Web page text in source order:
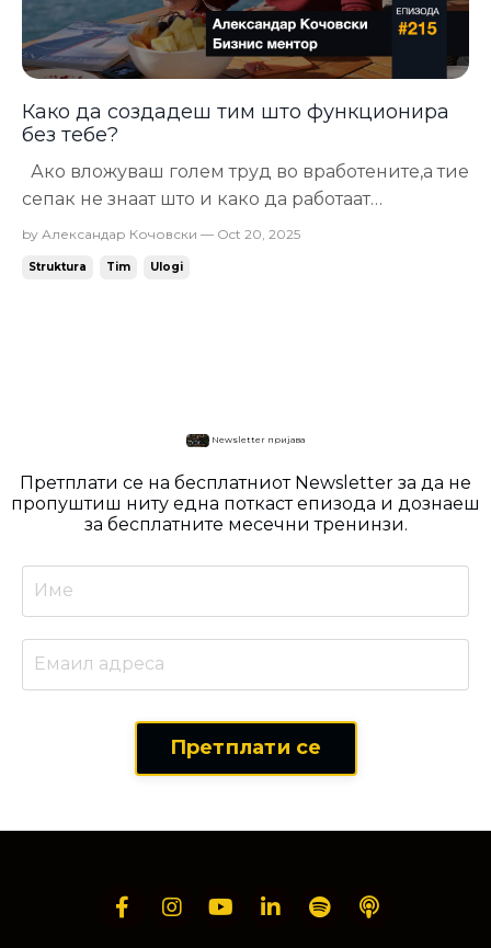
Како да создадеш тим што функционира
без тебе?
Ако вложуваш голем труд во вработените,а тие
сепак не знаат што и како да работаат
самостојно... Голема е веројатноста дека една од
by Александар Кочовски — Oct 20, 2025
Struktura Tim Ulogi
Newsletter пријава
Претплати се на бесплатниот Newsletter за да не
пропуштиш ниту една поткаст епизода и дознаеш
за бесплатните месечни тренинзи.
Претплати се